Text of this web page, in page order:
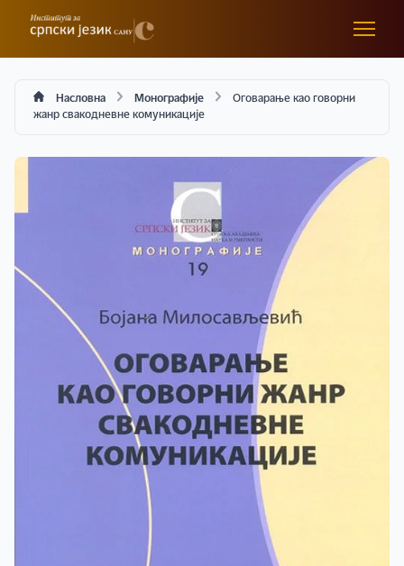
Насловна Монографије
Оговарање као говорни
жанр свакодневне комуникације